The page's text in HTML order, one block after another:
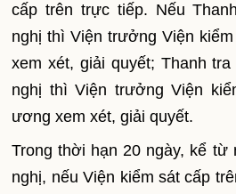
cấp trên trực tiếp. Nếu
nghị thì Viện trưởng Viện
xem xét, giải quyết; Thanh
nghị thì Viện trưởng Viện
ương xem xét, giải quyết.
Trong thời hạn 20 ngày, kể từ
nghị, nếu Viện kiểm sát cấp